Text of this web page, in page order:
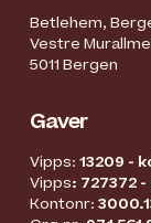
Betlehem,
Vestre
5011 Bergen
Gaver
Vipps: 13209 -
Vipps: 727372
Kontonr: